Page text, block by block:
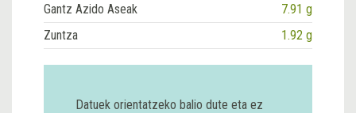
Gantz Azido Aseak
7.91 g
Zuntza
1.92 g
Datuek orientatzeko balio dute eta ez